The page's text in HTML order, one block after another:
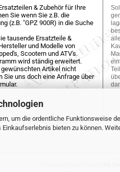
um die ordentliche Funktionsweise
bieten zu können.
& Zubehör für Ihre
Sie wenn Sie z.B. die
(z.B. "GPZ 900R) in die Suche
tausende Ersatzteile &
und Modelle von
Scootern und ATV's.
wird ständig erweitert.
Artikel nicht
Sie uns doch eine Anfrage über